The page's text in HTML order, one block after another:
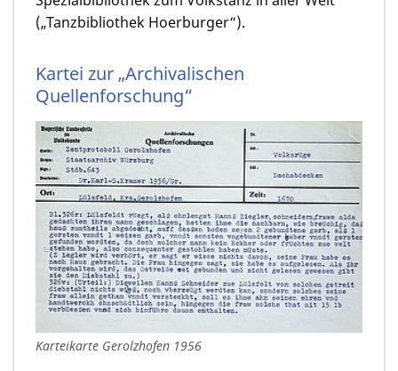
(„Tanzbibliothek Hoerburger“).
Kartei zur „Archivalischen
Quellenforschung“
Karteikarte Gerolzhofen 1956